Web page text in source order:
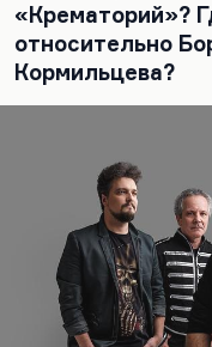
«Крематорий»?
относительно
Кормильцева?